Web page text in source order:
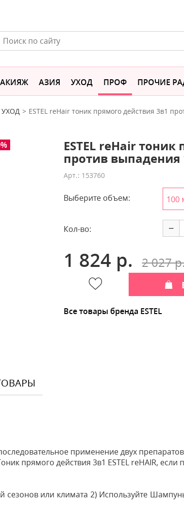
АЗИЯ УХОД ПРОФ ПРОЧИЕ
УХОД ESTEL reHair тоник прямого действия 3в1
ESTEL reHair тоник
против выпадения
Арт.: 153760
Выберите объем: 100
Кол-во: −
1 824 р. 2 027
Все товары бренда ESTEL
применение двух
прямого действия 3в1 ESTEL reHAIR, если
или климата 2) Используйте